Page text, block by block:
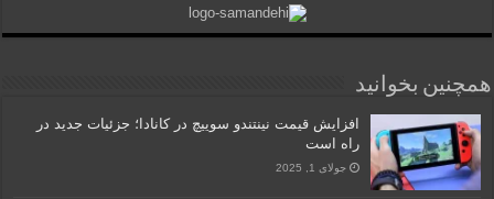
همچنین بخوانید
افزایش قیمت نینتندو سوییچ در کانادا؛ جزئیات جدید در
راه است
جولای 1, 2025